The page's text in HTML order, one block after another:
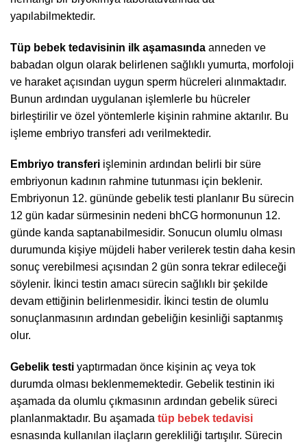
yapılabilmektedir.
Tüp bebek tedavisinin ilk aşamasında anneden ve
babadan olgun olarak belirlenen sağlıklı yumurta, morfoloji
ve haraket açısından uygun sperm hücreleri alınmaktadır.
Bunun ardından uygulanan işlemlerle bu hücreler
birleştirilir ve özel yöntemlerle kişinin rahmine aktarılır. Bu
işleme embriyo transferi adı verilmektedir.
Embriyo transferi işleminin ardından belirli bir süre
embriyonun kadının rahmine tutunması için beklenir.
Embriyonun 12. gününde gebelik testi planlanır Bu sürecin
12 gün kadar sürmesinin nedeni bhCG hormonunun 12.
günde kanda saptanabilmesidir. Sonucun olumlu olması
durumunda kişiye müjdeli haber verilerek testin daha kesin
sonuç verebilmesi açısından 2 gün sonra tekrar edileceği
söylenir. İkinci testin amacı sürecin sağlıklı bir şekilde
devam ettiğinin belirlenmesidir. İkinci testin de olumlu
sonuçlanmasının ardından gebeliğin kesinliği saptanmış
olur.
Gebelik testi yaptırmadan önce kişinin aç veya tok
durumda olması beklenmemektedir. Gebelik testinin iki
aşamada da olumlu çıkmasının ardından gebelik süreci
planlanmaktadır. Bu aşamada tüp bebek tedavisi
esnasında kullanılan ilaçların gerekliliği tartışılır. Sürecin